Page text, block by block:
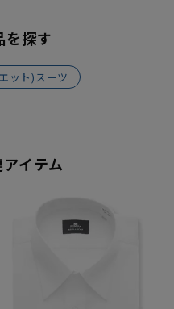
を探す
ット)スーツ
イテム